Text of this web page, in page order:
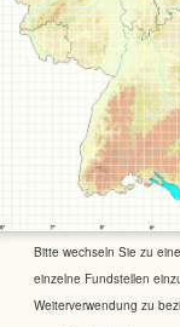
Bitte wechseln Sie zu
einzelne Fundstellen
Weiterverwendung zu